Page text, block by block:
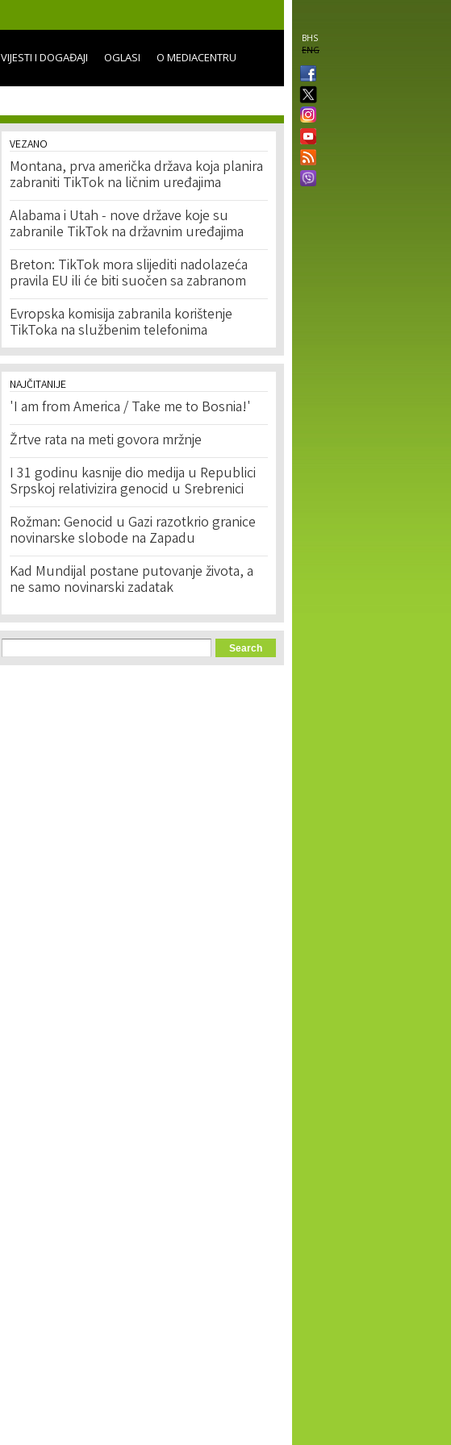
BHS
ENG
VIJESTI I DOGAĐAJI OGLASI O MEDIACENTRU
VEZANO
Montana, prva američka država koja planira
zabraniti TikTok na ličnim uređajima
Alabama i Utah - nove države koje su
zabranile TikTok na državnim uređajima
Breton: TikTok mora slijediti nadolazeća
pravila EU ili će biti suočen sa zabranom
Evropska komisija zabranila korištenje
TikToka na službenim telefonima
NAJČITANIJE
'I am from America / Take me to Bosnia!'
Žrtve rata na meti govora mržnje
I 31 godinu kasnije dio medija u Republici
Srpskoj relativizira genocid u Srebrenici
Rožman: Genocid u Gazi razotkrio granice
novinarske slobode na Zapadu
Kad Mundijal postane putovanje života, a
ne samo novinarski zadatak
Search form
Search